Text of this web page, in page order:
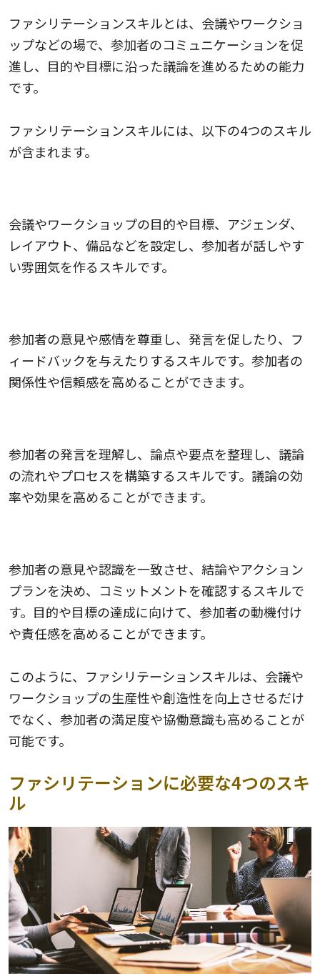
ファシリテーションスキルとは、会議やワークショ
ップなどの場で、参加者のコミュニケーションを促
進し、目的や目標に沿った議論を進めるための能力
です。
ファシリテーションスキルには、以下の4つのスキル
が含まれます。
会議やワークショップの目的や目標、アジェンダ、
レイアウト、備品などを設定し、参加者が話しやす
い雰囲気を作るスキルです。
参加者の意見や感情を尊重し、発言を促したり、フ
ィードバックを与えたりするスキルです。参加者の
関係性や信頼感を高めることができます。
参加者の発言を理解し、論点や要点を整理し、議論
の流れやプロセスを構築するスキルです。議論の効
率や効果を高めることができます。
参加者の意見や認識を一致させ、結論やアクション
プランを決め、コミットメントを確認するスキルで
す。目的や目標の達成に向けて、参加者の動機付け
や責任感を高めることができます。
このように、ファシリテーションスキルは、会議や
ワークショップの生産性や創造性を向上させるだけ
でなく、参加者の満足度や協働意識も高めることが
可能です。
ファシリテーションに必要な4つのスキ
ル